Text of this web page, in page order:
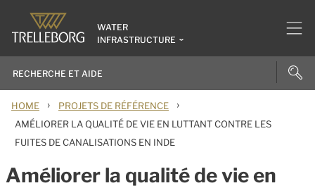
WATER
INFRASTRUCTURE
HOME › PROJETS DE RÉFÉRENCE ›
AMÉLIORER LA QUALITÉ DE VIE EN LUTTANT CONTRE LES
FUITES DE CANALISATIONS EN INDE
Améliorer la qualité de vie en